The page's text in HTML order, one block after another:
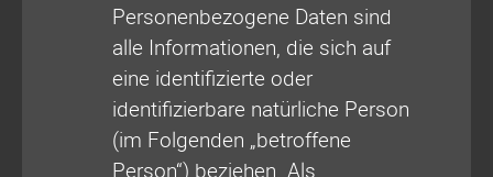
Personenbezogene Daten sind
alle Informationen, die sich auf
eine identifizierte oder
identifizierbare natürliche Person
(im Folgenden „betroffene
Person“) beziehen. Als